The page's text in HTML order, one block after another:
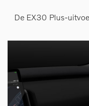
De EX30 Plus-